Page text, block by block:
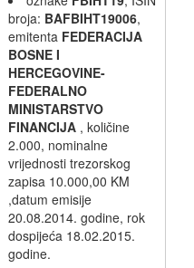
broja: BAFBIHT19006,
emitenta FEDERACIJA
BOSNE I
HERCEGOVINE-
FEDERALNO
MINISTARSTVO
FINANCIJA , količine
2.000, nominalne
vrijednosti trezorskog
zapisa 10.000,00 KM
,datum emisije
20.08.2014. godine, rok
dospijeća 18.02.2015.
godine.